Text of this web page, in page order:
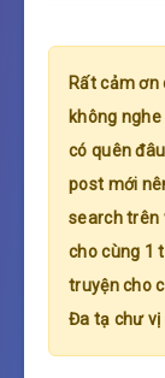
Rất cảm
không
có quên
post mới
search trên
cho cùng 1
truyện cho
Đa tạ chư vị